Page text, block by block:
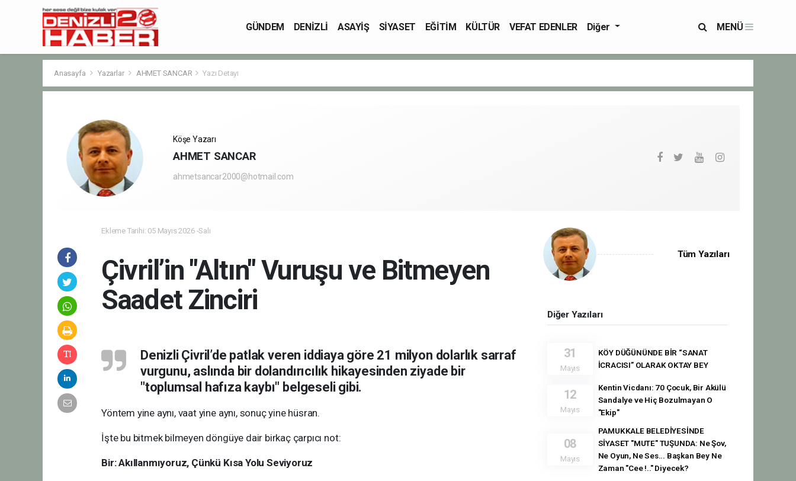
GÜNDEM DENİZLİ ASAYİŞ SİYASET EĞİTİM KÜLTÜR VEFAT EDENLER Diğer MENÜ
Anasayfa Yazarlar AHMET SANCAR Yazı Detayı
Köşe Yazarı
AHMET SANCAR
ahmetsancar2000@hotmail.com
Ekleme Tarihi: 05 Mayıs 2026 -Salı
Çivril’in "Altın" Vuruşu ve Bitmeyen
Saadet Zinciri
Denizli Çivril’de patlak veren iddiaya göre 21 milyon dolarlık sarraf
vurgunu, aslında bir dolandırıcılık hikayesinden ziyade bir
"toplumsal hafıza kaybı" belgeseli gibi.
​Yöntem yine aynı, vaat yine aynı, sonuç yine hüsran.
İşte bu bitmek bilmeyen döngüye dair birkaç çarpıcı not:
​Bir: Akıllanmıyoruz, Çünkü Kısa Yolu Seviyoruz
Tüm Yazıları
Diğer Yazıları
31
Mayıs
KÖY DÜĞÜNÜNDE BİR “SANAT
İCRACISI” OLARAK OKTAY BEY
12
Mayıs
Kentin Vicdanı: 70 Çocuk, Bir Akülü
Sandalye ve Hiç Bozulmayan O
"Ekip"
08
Mayıs
PAMUKKALE BELEDİYESİNDE
SİYASET "MUTE" TUŞUNDA: Ne Şov,
Ne Oyun, Ne Ses... Başkan Bey Ne
Zaman "Cee !.." Diyecek?